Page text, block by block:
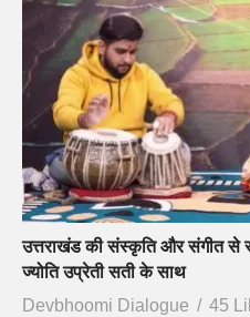
उत्तराखंड की संस्कृति और संगीत से
ज्योति उप्रेती सती के साथ
Devbhoomi Dialogue
45